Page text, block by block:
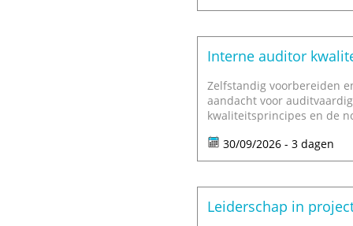
Interne auditor
Zelfstandig voorbereiden
aandacht voor
kwaliteitsprincipes en de
30/09/2026 - 3 dagen
Leiderschap in